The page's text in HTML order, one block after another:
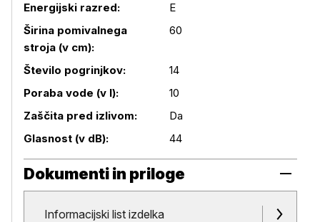
Podrobnosti izdelka
Energijski razred:
E
Širina pomivalnega
stroja (v cm):
60
Število pogrinjkov:
14
Poraba vode (v l):
10
Zaščita pred izlivom:
Da
Glasnost (v dB):
44
Dokumenti in priloge
Dokumenti in priloge
Informacijski list izdelka